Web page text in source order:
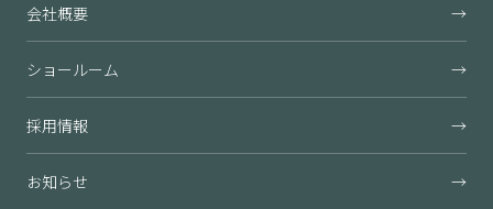
会社概要 →
ショールーム →
採用情報 →
お知らせ →